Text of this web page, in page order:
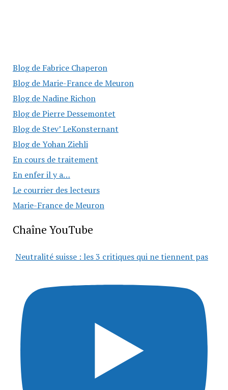
Blog de Fabrice Chaperon
Blog de Marie-France de Meuron
Blog de Nadine Richon
Blog de Pierre Dessemontet
Blog de Stev’ LeKonsternant
Blog de Yohan Ziehli
En cours de traitement
En enfer il y a…
Le courrier des lecteurs
Marie-France de Meuron
Chaîne YouTube
Neutralité suisse : les 3 critiques qui ne tiennent pas